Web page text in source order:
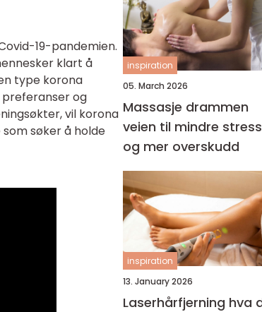
19-pandemien.
klart å
type korona
preferanser og
vil korona
søker å holde
inspiration
05. March 2026
Massasje drammen
veien til mindre stress
og mer overskudd
inspiration
13. January 2026
Laserhårfjerning hva du